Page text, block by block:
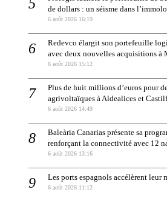
de dollars : un séisme dans
6 août 2026 16:19
Redevco élargit son portefeuille
avec deux nouvelles acquisitions à
6 août 2026 15:12
Plus de huit millions d’euros pour
agrivoltaïques à Aldealices et
6 août 2026 14:49
Baleària Canarias présente sa
renforçant la connectivité avec 12
6 août 2026 13:16
Les ports espagnols accélèrent leur
6 août 2026 11:12